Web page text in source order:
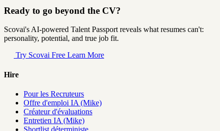
Ready to go beyond the CV?
Scovai's AI-powered Talent Passport reveals what resumes can't:
personality, potential, and true job fit.
Try Scovai Free Learn More
Hire
Pour les Recruteurs
Offre d'emploi IA (Mike)
Créateur d'évaluations
Entretien IA (Mike)
Shortlist déterministe